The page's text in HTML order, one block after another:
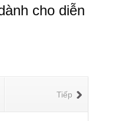
cho diễn
Tiếp